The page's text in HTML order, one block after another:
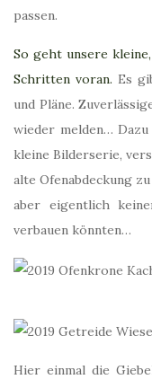
passen.
So geht unsere
Schritten voran. Es
und Pläne.
wieder melden…
kleine Bilderserie,
alte Ofenabdeckung
aber eigentlich
verbauen könnten…
Hier einmal die